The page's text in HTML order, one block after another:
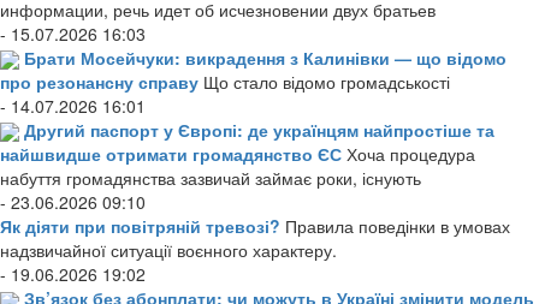
информации, речь идет об исчезновении двух братьев
- 15.07.2026 16:03
Брати Мосейчуки: викрадення з Калинівки — що відомо
про резонансну справу Що стало відомо громадськості
- 14.07.2026 16:01
Другий паспорт у Європі: де українцям найпростіше та
найшвидше отримати громадянство ЄС Хоча процедура
набуття громадянства зазвичай займає роки, існують
- 23.06.2026 09:10
Як діяти при повітряній тревозі? Правила поведінки в умовах
надзвичайної ситуації воєнного характеру.
- 19.06.2026 19:02
Зв’язок без абонплати: чи можуть в Україні змінити модель